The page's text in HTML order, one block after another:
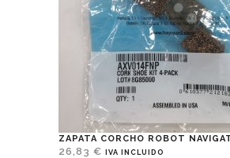
ZAPATA CORCHO ROBOT
26,83 € IVA INCLUIDO